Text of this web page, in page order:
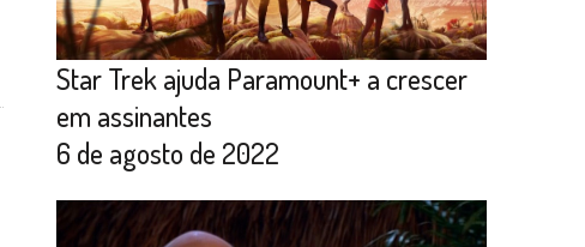
Star Trek ajuda Paramount+ a crescer
em assinantes
6 de agosto de 2022